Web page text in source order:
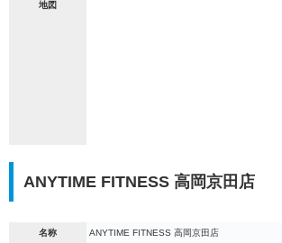
地図
ANYTIME FITNESS 高岡京田店
名称 ANYTIME FITNESS 高岡京田店